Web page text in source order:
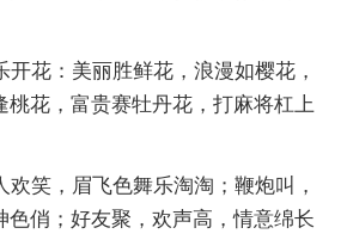
开花：美丽胜鲜花，浪漫如樱花，
桃花，富贵赛牡丹花，打麻将杠上
欢笑，眉飞色舞乐淘淘；鞭炮叫，
色俏；好友聚，欢声高，情意绵长